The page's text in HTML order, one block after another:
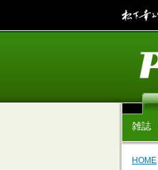
雑誌
HOME